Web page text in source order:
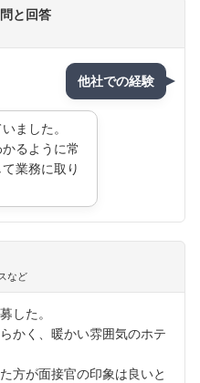
と回答
他社での経験
ました。
るように常
業務に取り
など
した。
かく、暖かい雰囲気のホテ
方が面接官の印象は良いと